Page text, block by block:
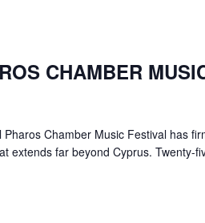
CHAMBER
Chamber Music Festival has
extends far beyond Cyprus. Twenty-